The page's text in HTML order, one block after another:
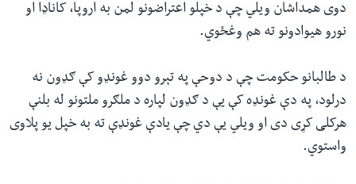
دوی همداشان ویلي چې د خپلو اعتراضونو لمن به اروپا،‌ کاناډا او
نورو هیوادونو ته هم وغځوي.
د طالبانو حکومت چې د دوحې په تېرو دوو غونډو کې ګډون نه
درلود،‌ په دې غونډه کې یې د ګډون لپاره د ملګرو ملتونو له بلنې
هرکلی کړی دی او ویلي یې دي چې یادې غونډې ته به خپل یو پلاوی
واستوي.